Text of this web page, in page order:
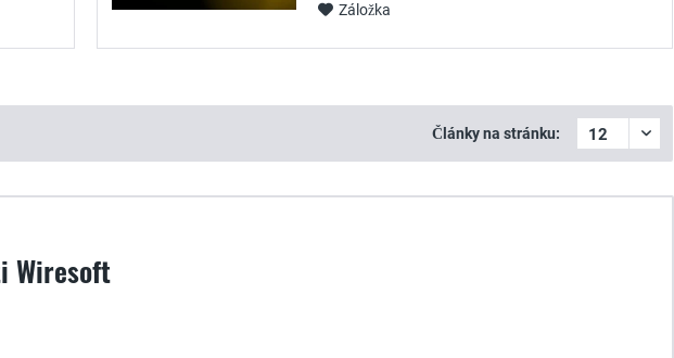
Záložka
Články na stránku:
Wiresoft